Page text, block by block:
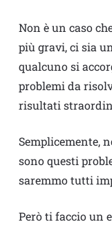
Non è un caso
più gravi, ci sia
qualcuno si
problemi da
risultati
Semplicemente,
sono questi
saremmo tutti
Però ti faccio un